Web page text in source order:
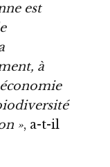
est
à
», a-t-il